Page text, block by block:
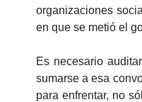
organizaciones
en que se metió el
Es necesario
sumarse a esa
para enfrentar, no